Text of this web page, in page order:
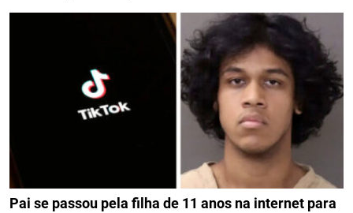
Pai se passou pela filha de 11 anos na internet para